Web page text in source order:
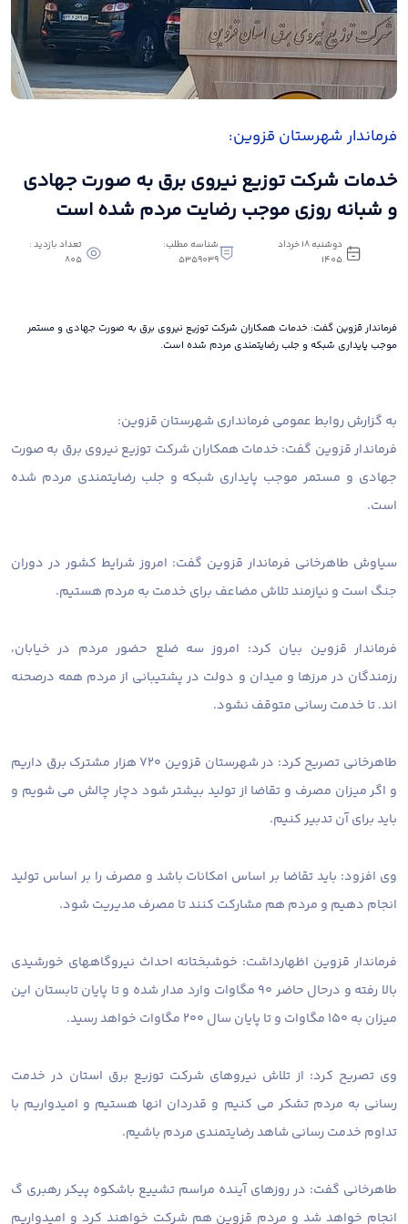
فرماندار شهرستان قزوین:
خدمات شرکت توزیع نیروی برق به صورت جهادی
و شبانه روزی موجب رضایت مردم شده است
دوشنبه 18 خرداد
1405
شناسه مطلب:
5359039
تعداد بازدید :
805
فرماندار قزوین گفت: خدمات همکاران شرکت توزیع نیروی برق به صورت جهادی و مستمر
موجب پایداری شبکه و جلب رضایتمندی مردم شده است.
به گزارش روابط عمومی فرمانداری شهرستان قزوین:
فرماندار قزوین گفت: خدمات همکاران شرکت توزیع نیروی برق به صورت
جهادی و مستمر موجب پایداری شبکه و جلب رضایتمندی مردم شده
است.
سیاوش طاهرخانی فرماندار قزوین گفت: امروز شرایط کشور در دوران
جنگ است و نیازمند تلاش مضاعف برای خدمت به مردم هستیم.
فرماندار قزوین بیان کرد: امروز سه ضلع حضور مردم در خیابان،
رزمندگان در مرزها و میدان و دولت در پشتیبانی از مردم همه درصحنه
اند. تا خدمت رسانی متوقف نشود.
طاهرخانی تصریح کرد: در شهرستان قزوین ۷۲۰ هزار مشترک برق داریم
و اگر میزان مصرف و تقاضا از تولید بیشتر شود دچار چالش می شویم و
باید برای آن تدبیر کنیم.
وی افزود: باید تقاضا بر اساس امکانات باشد و مصرف را بر اساس تولید
انجام دهیم و مردم هم مشارکت کنند تا مصرف مدیریت شود.
فرماندار قزوین اظهارداشت: خوشبختانه احداث نیروگاههای خورشیدی
بالا رفته و درحال حاضر ۹۰ مگاوات وارد مدار شده و تا پایان تابستان این
میزان به ۱۵۰ مگاوات و تا پایان سال ۲۰۰ مگاوات خواهد رسید.
وی تصریح کرد: از تلاش نیروهای شرکت توزیع برق استان در خدمت
رسانی به مردم تشکر می کنیم و قدردان انها هستیم و امیدواریم با
تداوم خدمت رسانی شاهد رضایتمندی مردم باشیم.
طاهرخانی گفت: در روزهای آینده مراسم تشییع باشکوه پیکر رهبری گ
انجام خواهد شد و مردم قزوین هم شرکت خواهند کرد و امیدواریم